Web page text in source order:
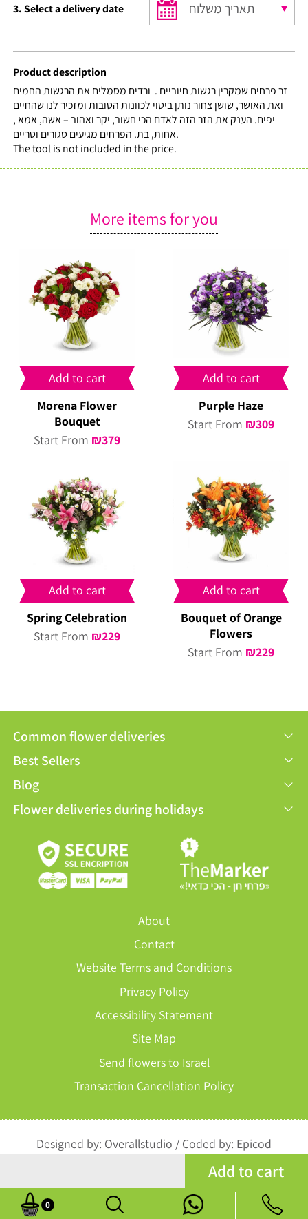
3. Select a delivery date
Add to cart
Product description
זר פרחים שמקרין רגשות חיוביים . ורדים מסמלים את הרגשות החמים
ואת האושר, שושן צחור נותן ביטוי לכוונות הטובות ומזכיר לנו שהחיים
יפים. הענק את הזר הזה לאדם הכי חשוב, יקר ואהוב – אשה, אמא ,
אחות, בת. הפרחים מגיעים סגורים וטריים.
The tool is not included in the price.
More items for you
Add to cart
Morena Flower
Bouquet
Start From ₪379
Add to cart
Purple Haze
Start From ₪309
Add to cart
Spring Celebration
Start From ₪229
Add to cart
Bouquet of Orange
Flowers
Start From ₪229
Common flower deliveries
Best Sellers
Blog
Flower deliveries during holidays
About
Contact
Website Terms and Conditions
Privacy Policy
Accessibility Statement
Site Map
Send flowers to Israel
Transaction Cancellation Policy
Designed by: Overallstudio / Coded by: Epicod
All rights reserved to Perach Chen
0